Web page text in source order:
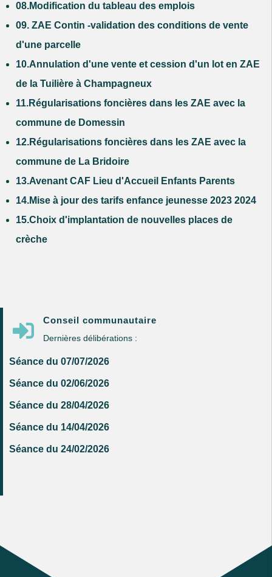
08.Modification du tableau des emplois
09. ZAE Contin -validation des conditions de vente
d'une parcelle
10.Annulation d'une vente et cession d'un lot en ZAE
de la Tuilière à Champagneux
11.Régularisations foncières dans les ZAE avec la
commune de Domessin
12.Régularisations foncières dans les ZAE avec la
commune de La Bridoire
13.Avenant CAF Lieu d'Accueil Enfants Parents
14.Mise à jour des tarifs enfance jeunesse 2023 2024
15.Choix d'implantation de nouvelles places de
crèche
 Conseil communautaire
Dernières délibérations :
Séance du 07/07/2026
Séance du 02/06/2026
Séance du 28/04/2026
Séance du 14/04/2026
Séance du 24/02/2026